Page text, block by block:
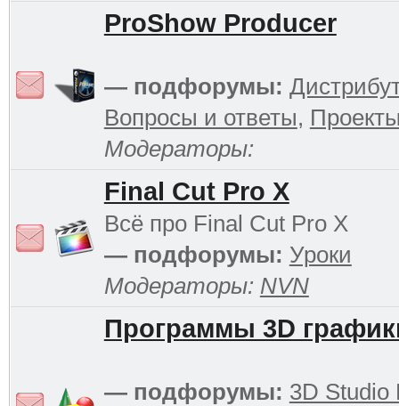
ProShow Producer
— подфорумы:
Вопросы и ответы,
Модераторы:
Final Cut Pro X
Всё про Final Cut Pro X
— подфорумы: Уроки
Модераторы: NVN
Программы 3D
— подфорумы: 3D Studio